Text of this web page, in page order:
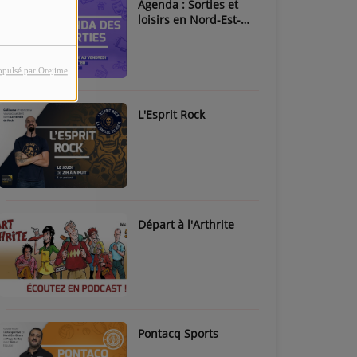
par Orejime
Agenda : Sorties et
loisirs en Nord-Est-
L'Esprit Rock
Départ à l'Arthrite
Pontacq Sports